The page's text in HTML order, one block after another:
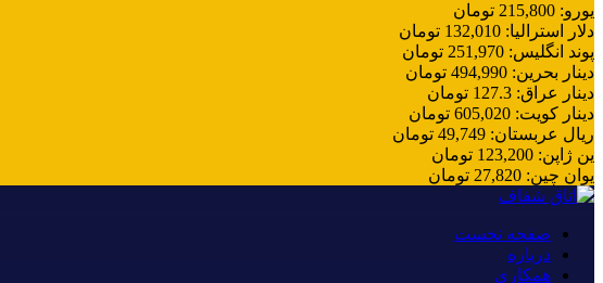
یورو:
215,800 تومان
دلار استرالیا:
132,010 تومان
پوند انگلیس:
251,970 تومان
دینار بحرین:
494,990 تومان
دینار عراق:
127.3 تومان
دینار کویت:
605,020 تومان
ریال عربستان:
49,749 تومان
ین ژاپن:
123,200 تومان
یوان چین:
27,820 تومان
صفحه نخست
درباره
همکاری